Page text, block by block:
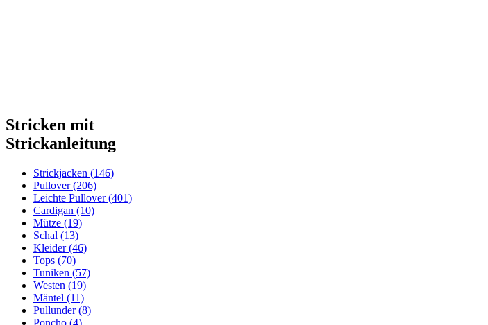
Stricken mit
Strickanleitung
Strickjacken (146)
Pullover (206)
Leichte Pullover (401)
Cardigan (10)
Mütze (19)
Schal (13)
Kleider (46)
Tops (70)
Tuniken (57)
Westen (19)
Mäntel (11)
Pullunder (8)
Poncho (4)